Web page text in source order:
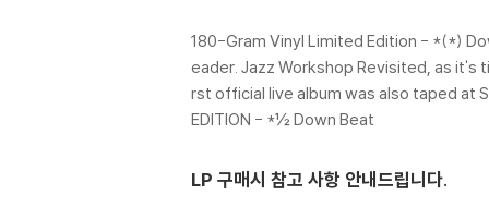
180-Gram Vinyl Limited Edition - *(*)
eader. Jazz Workshop Revisited, as
rst official live album was also taped at
EDITION - *½ Down Beat
LP 구매시 참고 사항 안내드립니다.